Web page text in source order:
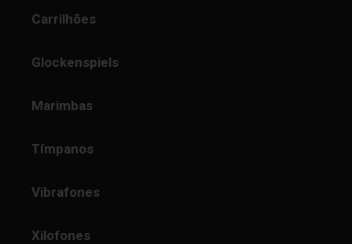
Carrilhões
Glockenspiels
Marimbas
Tímpanos
Vibrafones
Xilofones